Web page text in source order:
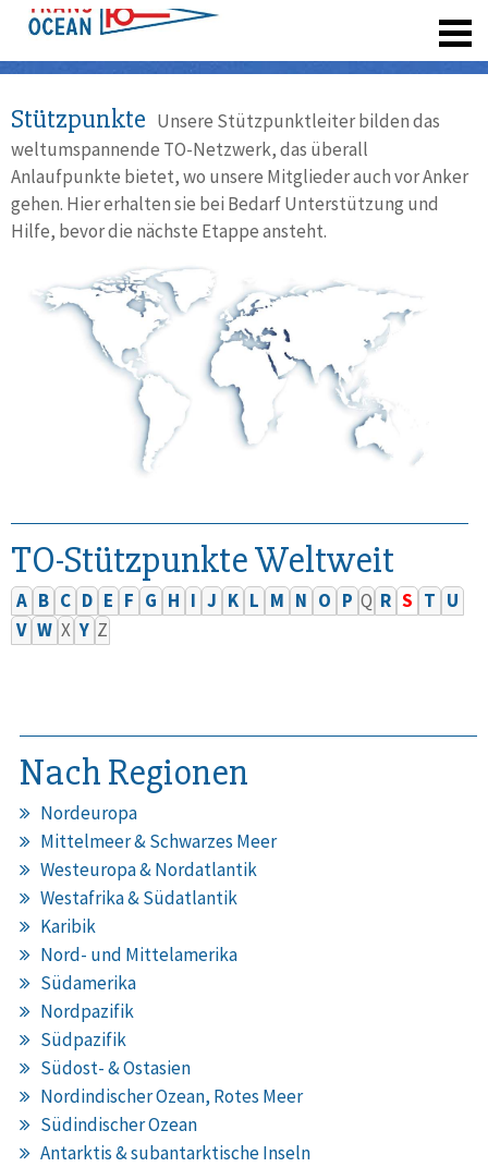
Stützpunkte Unsere Stützpunktleiter bilden das
weltumspannende TO-Netzwerk, das überall
Anlaufpunkte bietet, wo unsere Mitglieder auch vor Anker
gehen. Hier erhalten sie bei Bedarf Unterstützung und
Hilfe, bevor die nächste Etappe ansteht.
TO-Stützpunkte Weltweit
A B C D E F G H I J K L M N O P Q R S T U
V W X Y Z
Nach Regionen
Nordeuropa
Mittelmeer & Schwarzes Meer
Westeuropa & Nordatlantik
Westafrika & Südatlantik
Karibik
Nord- und Mittelamerika
Südamerika
Nordpazifik
Südpazifik
Südost- & Ostasien
Nordindischer Ozean, Rotes Meer
Südindischer Ozean
Antarktis & subantarktische Inseln